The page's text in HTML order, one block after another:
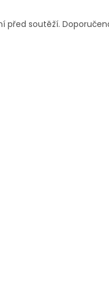
soutěží.